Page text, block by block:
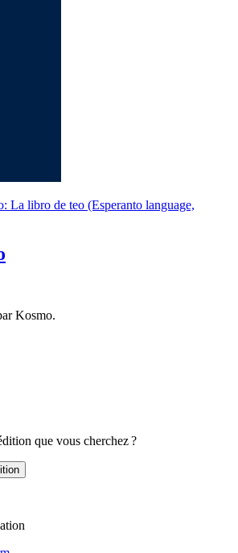
La libro de teo (Esperanto language,
Kosmo.
que vous cherchez ?